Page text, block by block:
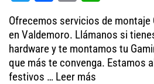
tt
er
bo
ok
m
ail
ha
ts
A
pp
Ofrecemos servicios de montaje
en Valdemoro. Llámanos si
hardware y te montamos tu
que más te convenga. Estamos
festivos … Leer más